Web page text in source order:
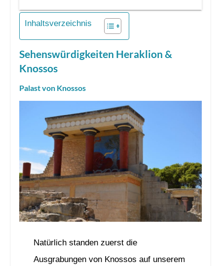
Inhaltsverzeichnis
Sehenswürdigkeiten Heraklion &
Knossos
Palast von Knossos
Natürlich standen zuerst die
Ausgrabungen von Knossos auf unserem